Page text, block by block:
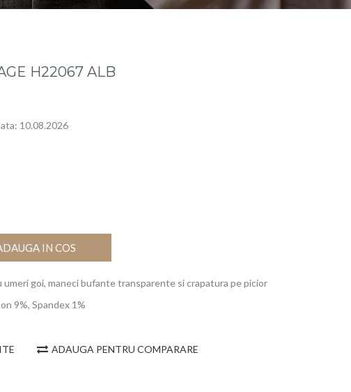
H22067 ALB
10.08.2026
IN COS
umeri goi, maneci bufante transparente si crapatura pe picior
9%, Spandex 1%
ADAUGA PENTRU COMPARARE